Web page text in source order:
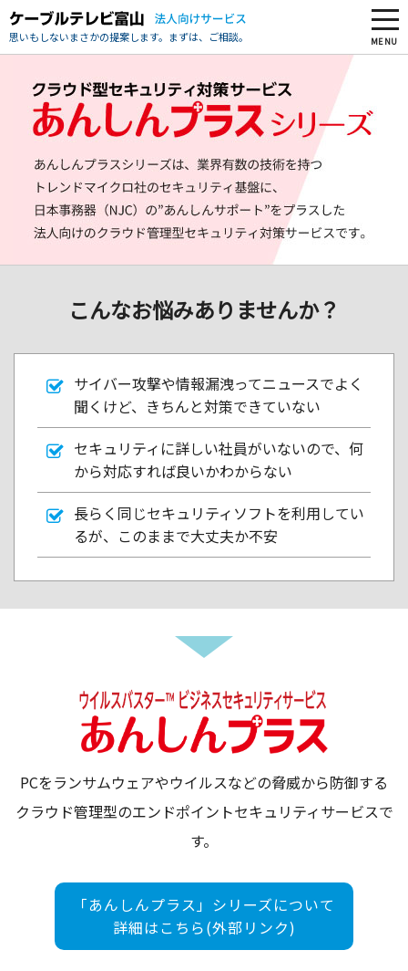
思いもしないまさかの提案します。まずは、ご相談。 MENU
こんなお悩みありませんか？
サイバー攻撃や情報漏洩ってニュースでよく
聞くけど、きちんと対策できていない
セキュリティに詳しい社員がいないので、何
から対応すれば良いかわからない
長らく同じセキュリティソフトを利用してい
るが、このままで大丈夫か不安
PCをランサムウェアやウイルスなどの脅威から防御する
クラウド管理型のエンドポイントセキュリティサービスで
す。
「あんしんプラス」シリーズについて
詳細はこちら(外部リンク)